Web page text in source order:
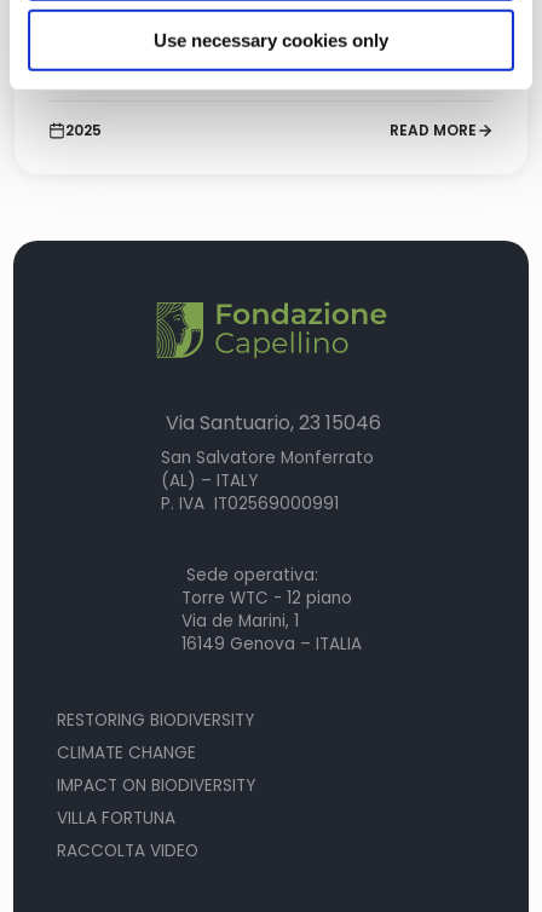
Use necessary cookies only
INTERVENTION
2025 READ MORE
Via Santuario, 23 15046
San Salvatore Monferrato
(AL) – ITALY
P. IVA IT02569000991
Sede operativa:
Torre WTC - 12 piano
Via de Marini, 1
16149 Genova – ITALIA
RESTORING BIODIVERSITY
CLIMATE CHANGE
IMPACT ON BIODIVERSITY
VILLA FORTUNA
RACCOLTA VIDEO